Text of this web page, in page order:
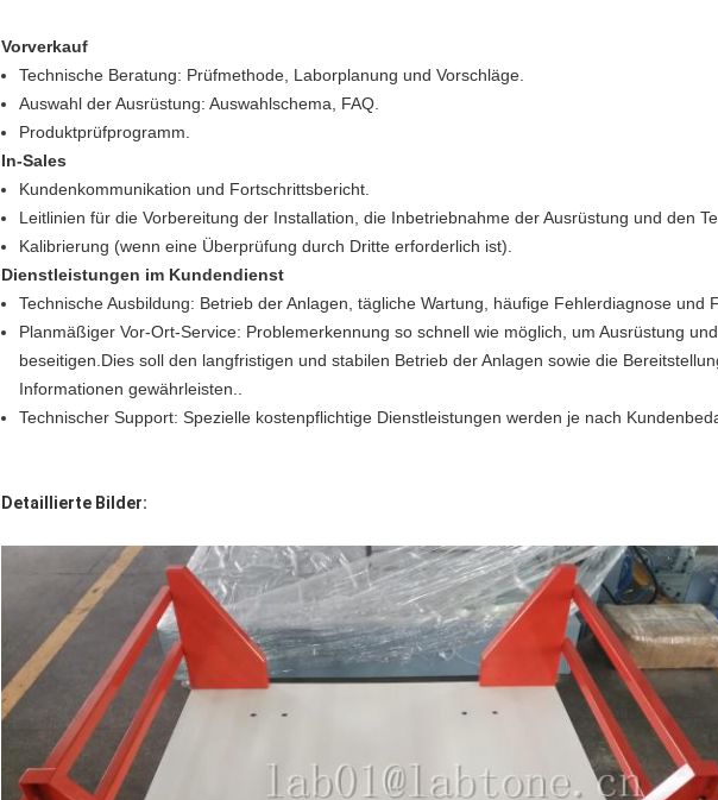
Vorverkauf
Technische Beratung: Prüfmethode, Laborplanung und Vorschläge.
Auswahl der Ausrüstung: Auswahlschema, FAQ.
Produktprüfprogramm.
In-Sales
Kundenkommunikation und Fortschrittsbericht.
Leitlinien für die Vorbereitung der Installation, die Inbetriebnahme der Ausrüstung und den
Kalibrierung (wenn eine Überprüfung durch Dritte erforderlich ist).
Dienstleistungen im Kundendienst
Technische Ausbildung: Betrieb der Anlagen, tägliche Wartung, häufige Fehlerdiagnose und
Planmäßiger Vor-Ort-Service: Problemerkennung so schnell wie möglich, um Ausrüstung
beseitigen.Dies soll den langfristigen und stabilen Betrieb der Anlagen sowie die
Informationen gewährleisten..
Technischer Support: Spezielle kostenpflichtige Dienstleistungen werden je nach
Detaillierte Bilder: